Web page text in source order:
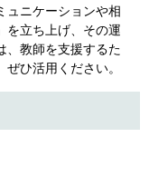
ュニケーションや相
を立ち上げ、その運
、教師を支援するた
ひ活用ください。